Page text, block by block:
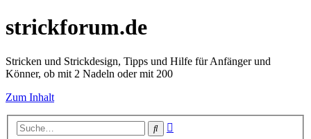
strickforum.de
Stricken und Strickdesign, Tipps und Hilfe für Anfänger und
Könner, ob mit 2 Nadeln oder mit 200
Zum Inhalt
Suche